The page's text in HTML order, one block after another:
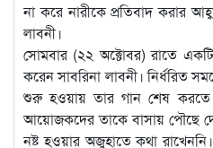
না করে নারীকে প্রতিবাদ করার
লাবনী।
সোমবার (২২ অক্টোবর) রাতে
করেন সাবরিনা লাবনী। নির্ধরিত
শুরু হওয়ায় তার গান শেষ
আয়োজকদের তাকে বাসায় পৌছে
নষ্ট হওয়ার অজুহাতে কথা